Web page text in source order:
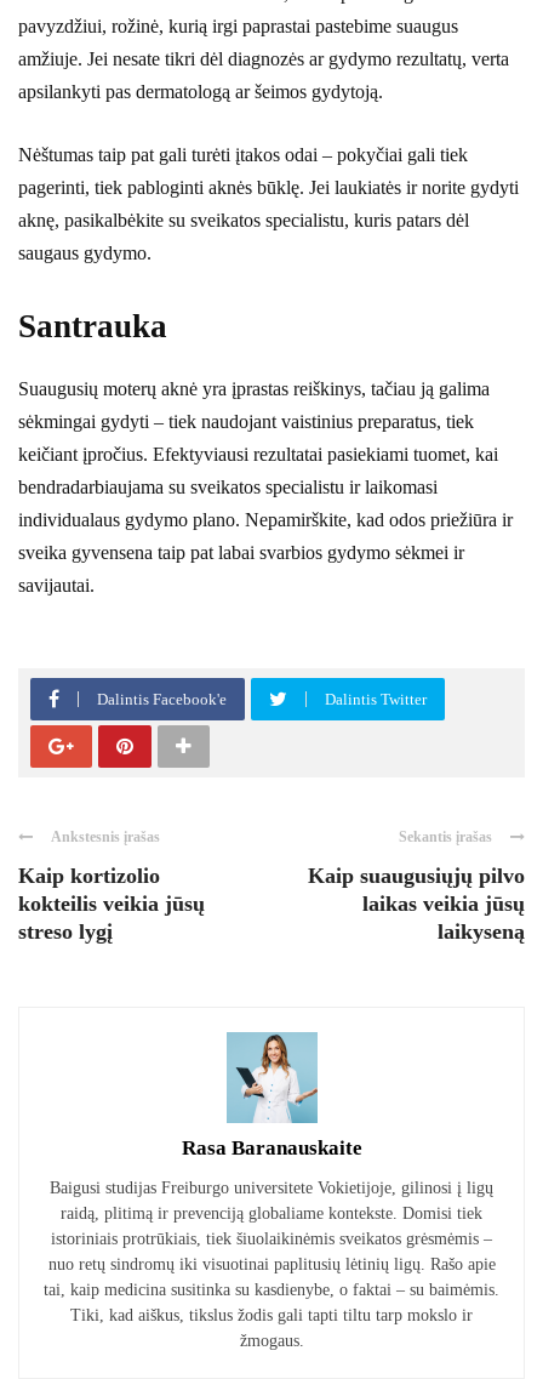
pavyzdžiui, rožinė, kurią irgi paprastai pastebime suaugus
amžiuje. Jei nesate tikri dėl diagnozės ar gydymo rezultatų, verta
apsilankyti pas dermatologą ar šeimos gydytoją.
Nėštumas taip pat gali turėti įtakos odai – pokyčiai gali tiek
pagerinti, tiek pabloginti aknės būklę. Jei laukiatės ir norite gydyti
aknę, pasikalbėkite su sveikatos specialistu, kuris patars dėl
saugaus gydymo.
Santrauka
Suaugusių moterų aknė yra įprastas reiškinys, tačiau ją galima
sėkmingai gydyti – tiek naudojant vaistinius preparatus, tiek
keičiant įpročius. Efektyviausi rezultatai pasiekiami tuomet, kai
bendradarbiaujama su sveikatos specialistu ir laikomasi
individualaus gydymo plano. Nepamirškite, kad odos priežiūra ir
sveika gyvensena taip pat labai svarbios gydymo sėkmei ir
savijautai.
Dalintis Facebook'e Dalintis Twitter
Ankstesnis įrašas
Kaip kortizolio
kokteilis veikia jūsų
streso lygį
Sekantis įrašas
Kaip suaugusiųjų pilvo
laikas veikia jūsų
laikyseną
Rasa Baranauskaite
Baigusi studijas Freiburgo universitete Vokietijoje, gilinosi į ligų
raidą, plitimą ir prevenciją globaliame kontekste. Domisi tiek
istoriniais protrūkiais, tiek šiuolaikinėmis sveikatos grėsmėmis –
nuo retų sindromų iki visuotinai paplitusių lėtinių ligų. Rašo apie
tai, kaip medicina susitinka su kasdienybe, o faktai – su baimėmis.
Tiki, kad aiškus, tikslus žodis gali tapti tiltu tarp mokslo ir
žmogaus.